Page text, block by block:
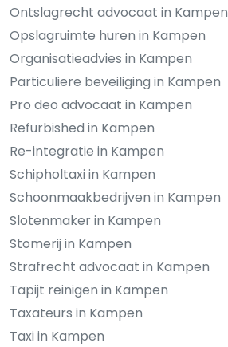
Ontslagrecht advocaat in Kampen
Opslagruimte huren in Kampen
Organisatieadvies in Kampen
Particuliere beveiliging in Kampen
Pro deo advocaat in Kampen
Refurbished in Kampen
Re-integratie in Kampen
Schipholtaxi in Kampen
Schoonmaakbedrijven in Kampen
Slotenmaker in Kampen
Stomerij in Kampen
Strafrecht advocaat in Kampen
Tapijt reinigen in Kampen
Taxateurs in Kampen
Taxi in Kampen